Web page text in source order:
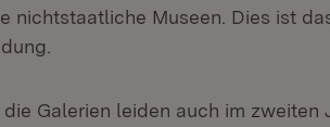
nichtstaatliche Museen. Dies ist
die Galerien leiden auch im zweiten